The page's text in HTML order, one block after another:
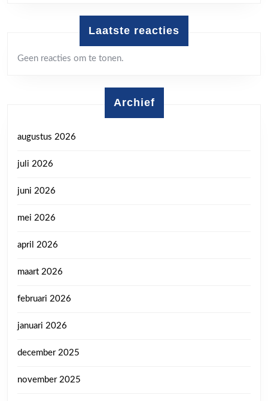
Laatste reacties
Geen reacties om te tonen.
Archief
augustus 2026
juli 2026
juni 2026
mei 2026
april 2026
maart 2026
februari 2026
januari 2026
december 2025
november 2025